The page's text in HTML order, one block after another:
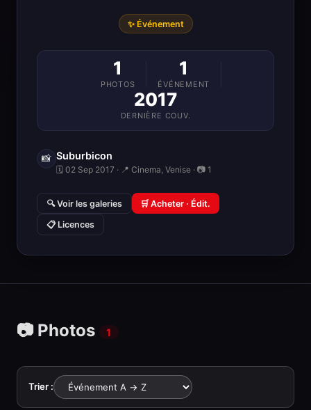
✨ Événement
1
PHOTOS
1
ÉVÉNEMENT
2017
DERNIÈRE COUV.
📸 Suburbicon
🗓 02 Sep 2017 · 📍 Cinema, Venise · 📷 1
🔍 Voir les galeries 🛒 Acheter · Édit.
📋 Licences
📷 Photos 1
Trier :